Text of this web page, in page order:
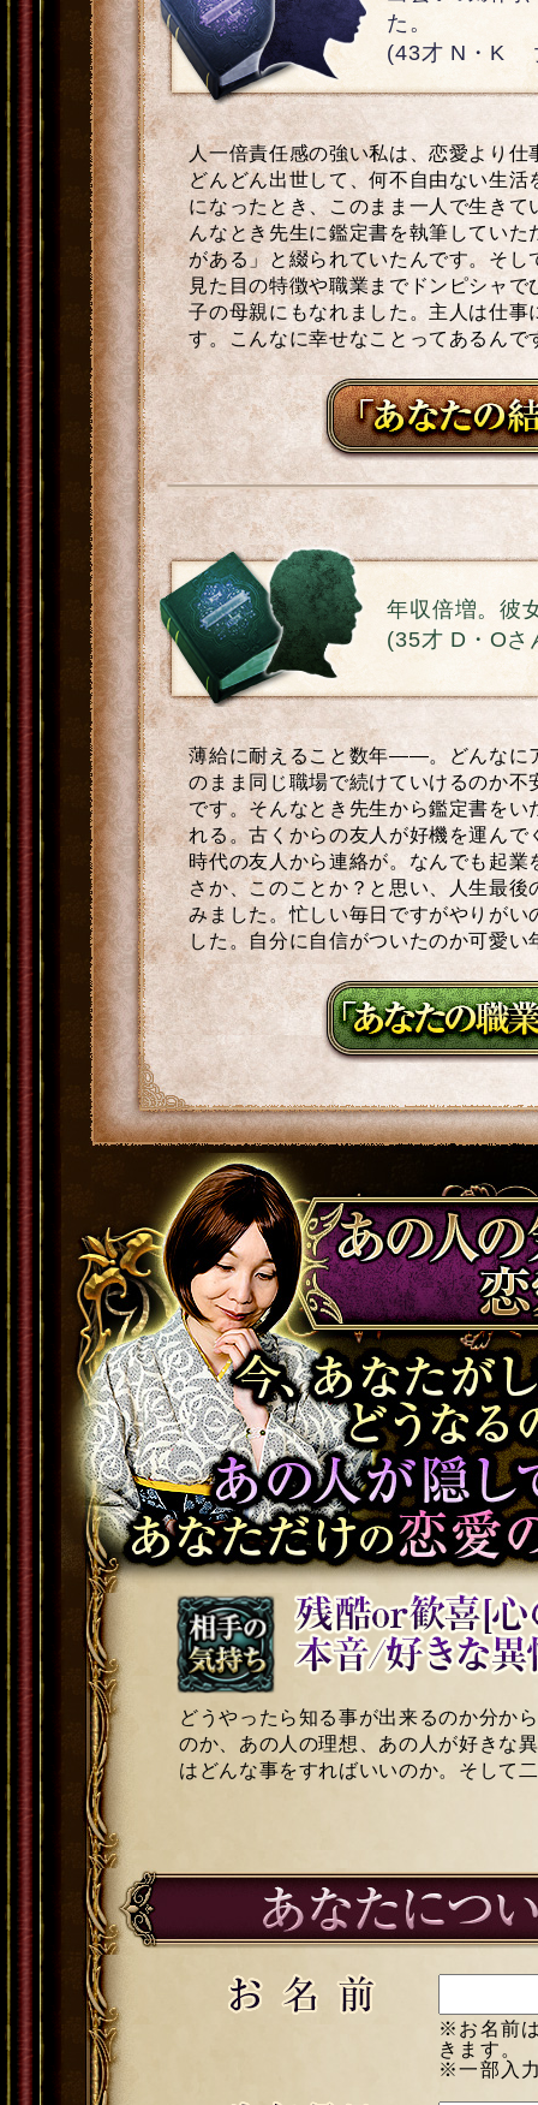
た。
(43才 N・K
人一倍責任感の強い私は、恋愛より
どんどん出世して、何不自由ない生
になったとき、このまま一人で生き
んなとき先生に鑑定書を執筆してい
がある」と綴られていたんです。そ
見た目の特徴や職業までドンピシャ
子の母親にもなれました。主人は仕
す。こんなに幸せなことってあるんで
年収倍増。彼
(35才 D・O
薄給に耐えること数年――。どんなに
のまま同じ職場で続けていけるのか
です。そんなとき先生から鑑定書を
れる。古くからの友人が好機を運ん
時代の友人から連絡が。なんでも起
さか、このことか？と思い、人生最
みました。忙しい毎日ですがやりが
した。自分に自信がついたのか可愛
どうやったら知る事が出来るのか分か
のか、あの人の理想、あの人が好きな
はどんな事をすればいいのか。そして
※お名前
きます。
※一部入